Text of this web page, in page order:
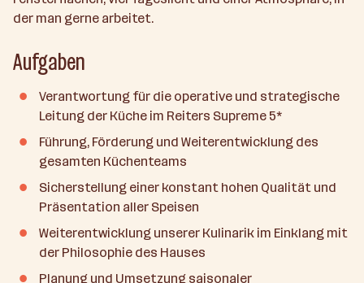
der man gerne arbeitet.
Aufgaben
Verantwortung für die operative und strategische
Leitung der Küche im Reiters Supreme 5*
Führung, Förderung und Weiterentwicklung des
gesamten Küchenteams
Sicherstellung einer konstant hohen Qualität und
Präsentation aller Speisen
Weiterentwicklung unserer Kulinarik im Einklang mit
der Philosophie des Hauses
Planung und Umsetzung saisonaler